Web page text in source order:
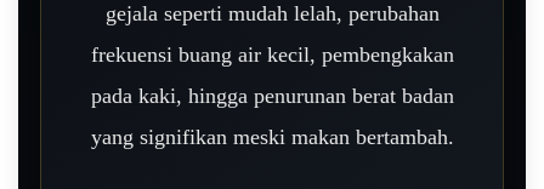
gejala seperti mudah lelah, perubahan
frekuensi buang air kecil, pembengkakan
pada kaki, hingga penurunan berat badan
yang signifikan meski makan bertambah.